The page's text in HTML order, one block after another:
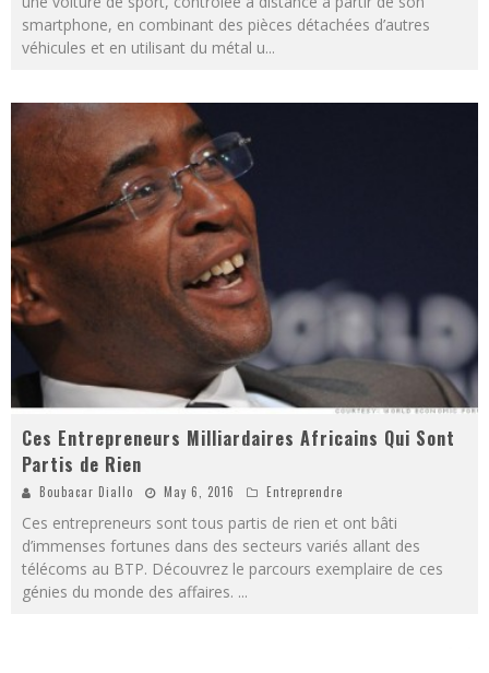
smartphone, en combinant des pièces détachées d’autres
véhicules et en utilisant du métal u...
Ces Entrepreneurs Milliardaires Africains Qui Sont
Partis de Rien
Boubacar Diallo May 6, 2016 Entreprendre
Ces entrepreneurs sont tous partis de rien et ont bâti
d’immenses fortunes dans des secteurs variés allant des
télécoms au BTP. Découvrez le parcours exemplaire de ces
génies du monde des affaires. ...